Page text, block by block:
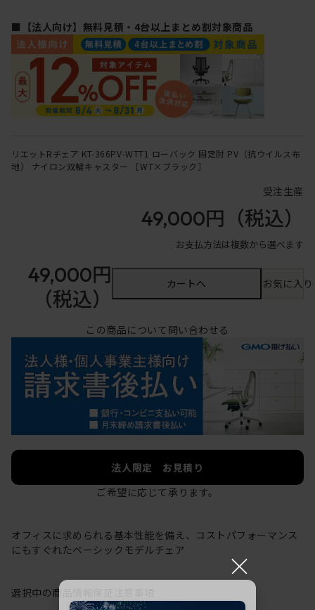
■【法人向け】無料見積・4台以上まとめ割対象商品
リエットRチェア KT-366PV-WTT1 ローバック 固定肘 PV（抗ウイルス布
地） ナイロン双輪キャスター ［WT×ブラック］
受注生産
49,000円 （税込）
お支払方法は複数から選べます
49,000円
（税込）
カートへ お気に入
この商品について問い合わせる
法人限定 お見積り
ご希望に応じて承ります。
オフィスに求められる基本性能を備え、コストパフォーマンス
にもすぐれたベーシックモデルチェア
選択中の商品情報
×